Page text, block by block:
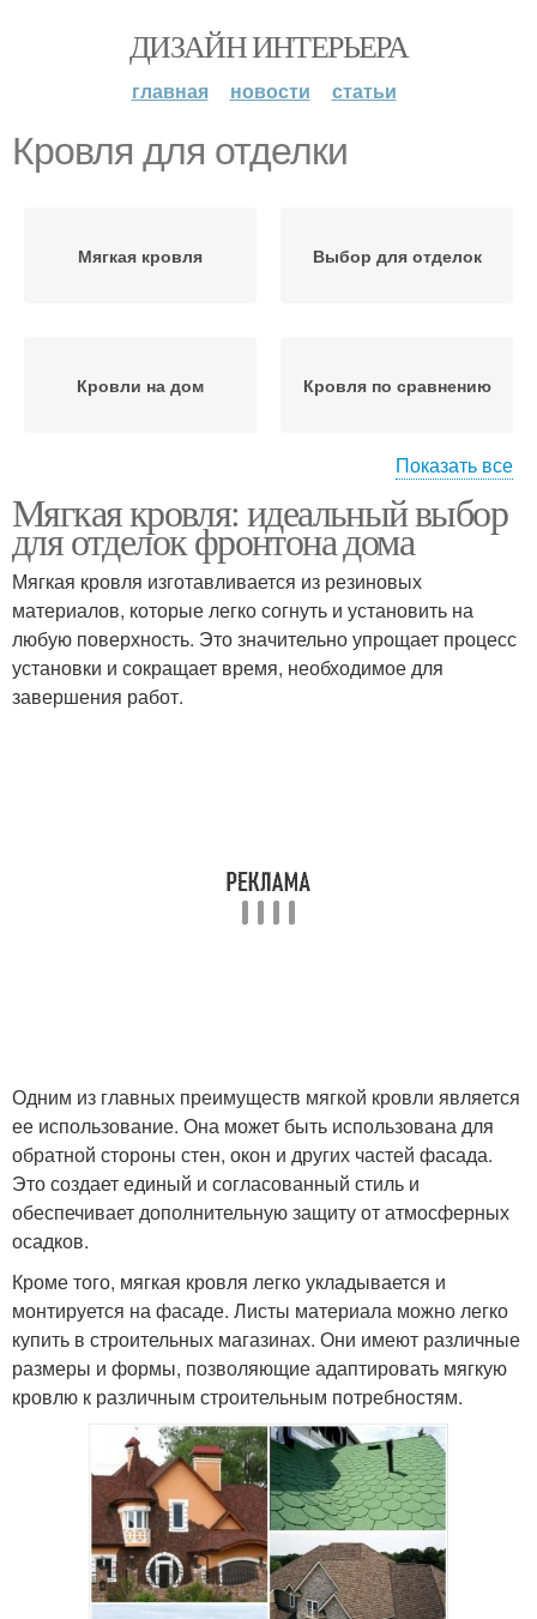
ДИЗАЙН ИНТЕРЬЕРА
главная новости статьи
Кровля для отделки
Мягкая кровля Выбор для отделок
Кровли на дом Кровля по сравнению
Кровля на фронтоне
Показать все
Мягкая кровля: идеальный выбор
для отделок фронтона дома
Мягкая кровля изготавливается из резиновых
материалов, которые легко согнуть и установить на
любую поверхность. Это значительно упрощает процесс
установки и сокращает время, необходимое для
завершения работ.
Одним из главных преимуществ мягкой кровли является
ее использование. Она может быть использована для
обратной стороны стен, окон и других частей фасада.
Это создает единый и согласованный стиль и
обеспечивает дополнительную защиту от атмосферных
осадков.
Кроме того, мягкая кровля легко укладывается и
монтируется на фасаде. Листы материала можно легко
купить в строительных магазинах. Они имеют различные
размеры и формы, позволяющие адаптировать мягкую
кровлю к различным строительным потребностям.